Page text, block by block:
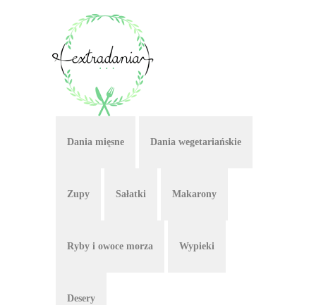
Dania mięsne Dania wegetariańskie
Zupy Sałatki Makarony
Ryby i owoce morza Wypieki
Desery